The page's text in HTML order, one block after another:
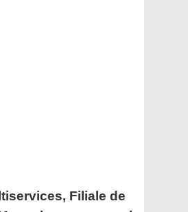
Filiale de